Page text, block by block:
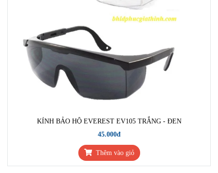
KÍNH BẢO HỘ EVEREST EV105 TRẮNG - ĐEN
45.000đ
Thêm vào giỏ